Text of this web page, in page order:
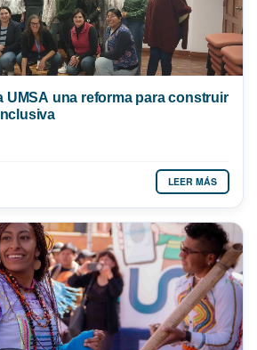
UMSA una reforma para construir
LEER MÁS